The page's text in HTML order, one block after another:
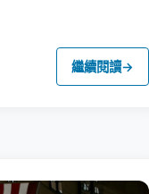
繼續閱讀→